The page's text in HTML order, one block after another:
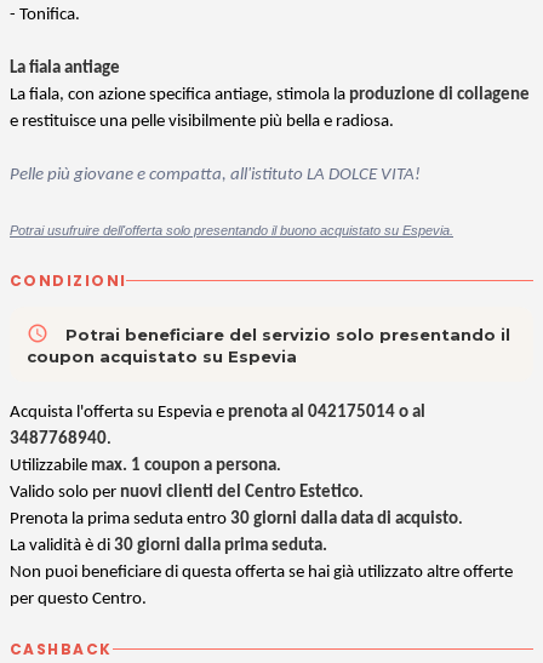
- Tonifica.
La fiala antiage
La fiala, con azione specifica antiage, stimola la produzione di collagene
e restituisce una pelle visibilmente più bella e radiosa.
Pelle più giovane e compatta, all'istituto LA DOLCE VITA!
Potrai usufruire dell'offerta solo presentando il buono acquistato su Espevia.
CONDIZIONI
access_time
Potrai beneficiare del servizio solo presentando il
coupon acquistato su Espevia
Acquista l'offerta su Espevia e prenota al 042175014 o al
3487768940.
Utilizzabile max. 1 coupon a persona.
Valido solo per nuovi clienti del Centro Estetico.
Prenota la prima seduta entro 30 giorni dalla data di acquisto.
La validità è di 30 giorni dalla prima seduta.
Non puoi beneficiare di questa offerta se hai già utilizzato altre offerte
per questo Centro.
CASHBACK